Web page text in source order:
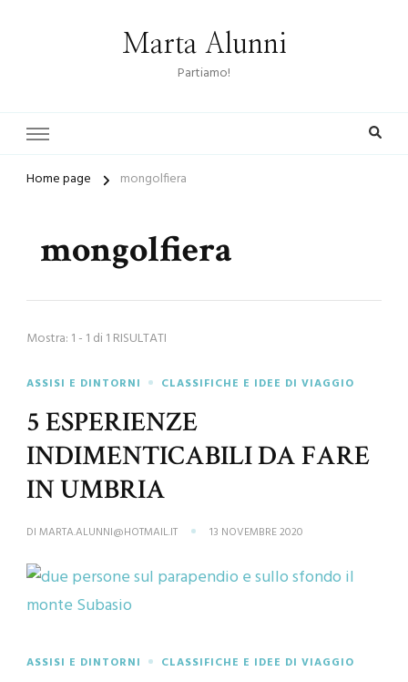
Marta Alunni
Partiamo!
Home page mongolfiera
mongolfiera
Mostra: 1 - 1 di 1 RISULTATI
ASSISI E DINTORNI CLASSIFICHE E IDEE DI VIAGGIO
5 ESPERIENZE
INDIMENTICABILI DA FARE
IN UMBRIA
DI MARTA.ALUNNI@HOTMAIL.IT 13 NOVEMBRE 2020
ASSISI E DINTORNI CLASSIFICHE E IDEE DI VIAGGIO